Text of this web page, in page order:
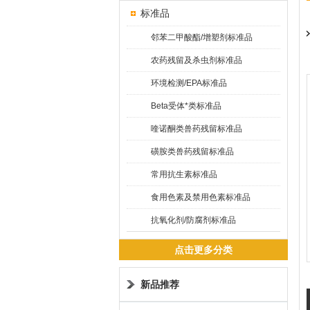
标准品
邻苯二甲酸酯/增塑剂标准品
农药残留及杀虫剂标准品
环境检测/EPA标准品
Beta受体*类标准品
喹诺酮类兽药残留标准品
磺胺类兽药残留标准品
常用抗生素标准品
食用色素及禁用色素标准品
抗氧化剂/防腐剂标准品
点击更多分类
新品推荐